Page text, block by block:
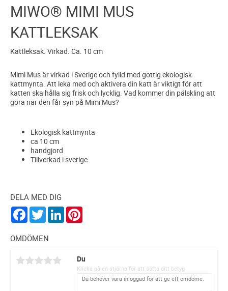
MIWO® MIMI MUS
KATTLEKSAK
Kattleksak. Virkad. Ca. 10 cm
Mimi Mus är virkad i Sverige och fylld med gottig ekologisk
kattmynta. Att leka med och aktivera din katt är viktigt för att
katten ska hålla sig frisk och lycklig. Vad kommer din pälskling att
göra när den får syn på Mimi Mus?
Ekologisk kattmynta
ca 10 cm
handgjord
Tillverkad i sverige
DELA MED DIG
F
e
b
o
T
w
t
t
r
L
e
s
t
OMDÖMEN
Du
Klicka på en stjärna för att sätta ditt betyg